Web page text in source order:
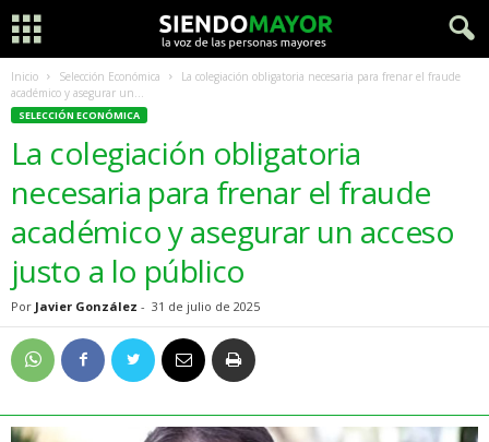
Inicio Selección Económica
La colegiación obligatoria necesaria para frenar el fraude
académico y asegurar un...
SELECCIÓN ECONÓMICA
La colegiación obligatoria
necesaria para frenar el fraude
académico y asegurar un acceso
justo a lo público
Por Javier González - 31 de julio de 2025